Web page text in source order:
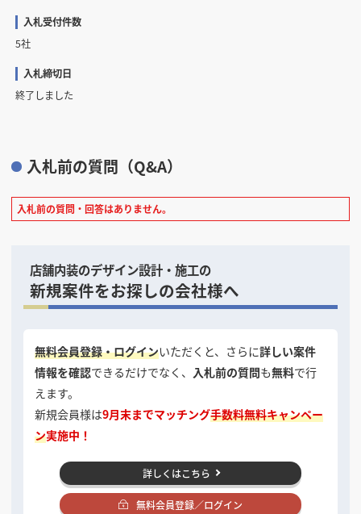
入札受付件数
5社
入札締切日
終了しました
入札前の質問（Q&A）
入札前の質問・回答はありません。
店舗内装のデザイン設計・施工の
新規案件をお探しの会社様へ
無料会員登録・ログインいただくと、さらに詳しい案件
情報を確認できるだけでなく、 入札前の質問も無料で行
えます。
新規会員様は9月末までマッチング手数料無料キャンペー
ン実施中！
詳しくはこちら
無料会員登録／ログイン